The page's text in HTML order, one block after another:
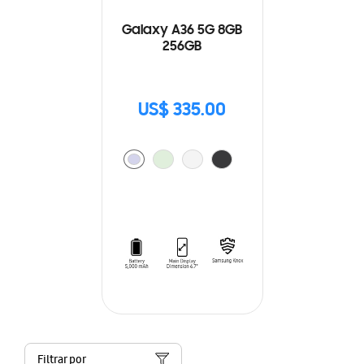
Galaxy A36 5G 8GB
256GB
US$ 335.00